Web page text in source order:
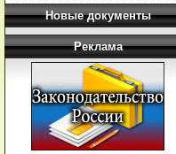
Новые документы
Реклама